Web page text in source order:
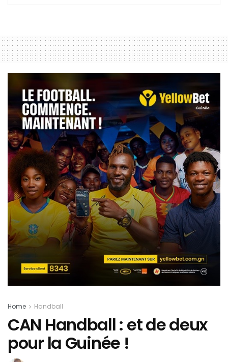
Home Handball
CAN Handball : et de deux
pour la Guinée !